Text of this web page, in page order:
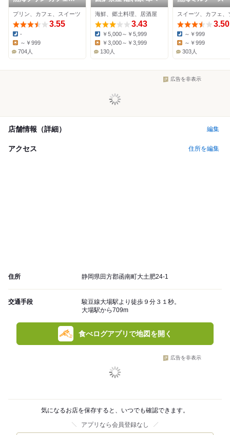
2nd
プリン、カフェ、スイーツ
3.55
Dinner:
-
～￥999
704人
海鮮、郷土料理、居酒屋
3.43
Dinner:
￥5,000～￥5,999
￥3,000～￥3,999
130人
3.50
Dinner:
～￥999
～￥999
303人
広告を非表示
店舗情報（詳細） 編集
アクセス 住所を編集
住所 静岡県田方郡函南町大土肥24-1
交通手段
駿豆線大場駅より徒歩９分３１秒。
大場駅から709m
食べログアプリで地図を開く
広告を非表示
気になるお店を保存すると、いつでも確認できます。
アプリなら会員登録なし